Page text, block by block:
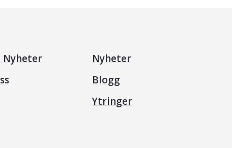
Nyheter
Nyheter
Blogg
Ytringer